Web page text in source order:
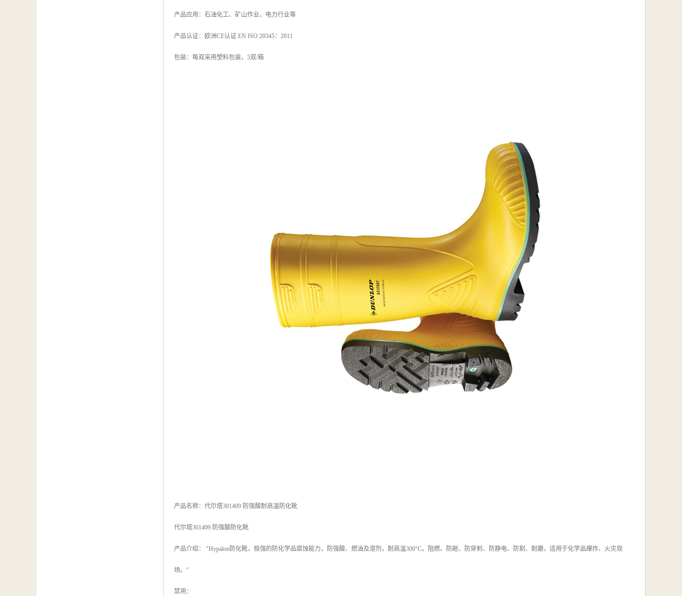
产品应用：石油化工、矿山作业、电力行业等
产品认证：欧洲CE认证 EN ISO 20345：2011
包装：每双采用塑料包装，5双/箱
产品名称：代尔塔301409 防强酸耐高温防化靴
代尔塔301409 防强酸防化靴
产品介绍： "Hypalon防化靴，极强的防化学品腐蚀能力，防强酸、燃油及溶剂，耐高温300°C。阻燃、防砸、防穿刺、防静电、防割、耐磨，适用于化学品爆炸、火灾现
场。"
禁用：